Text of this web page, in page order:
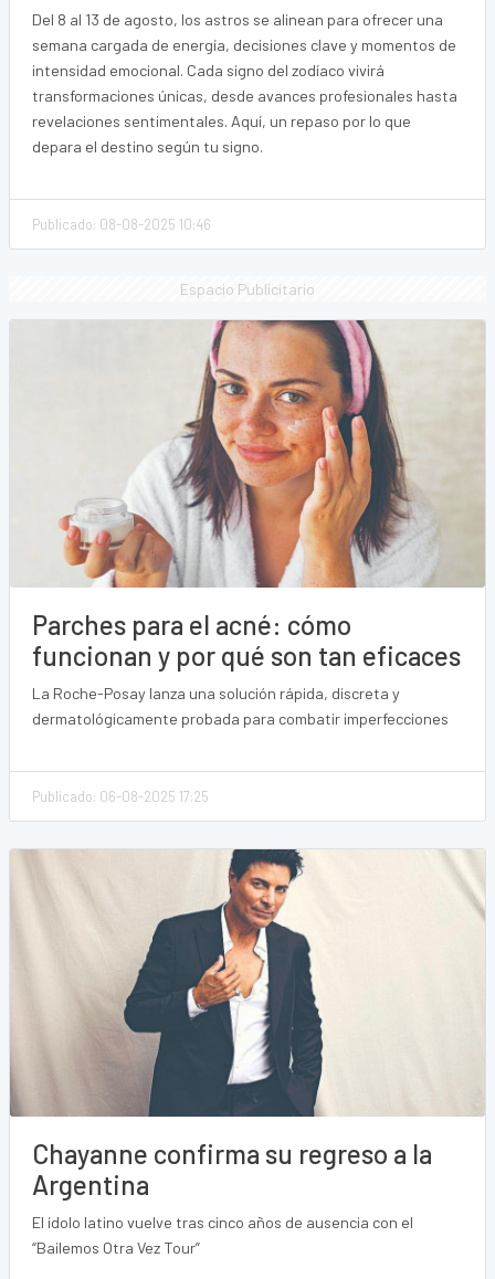
Del 8 al 13 de agosto, los astros se alinean para ofrecer una
semana cargada de energía, decisiones clave y momentos de
intensidad emocional. Cada signo del zodíaco vivirá
transformaciones únicas, desde avances profesionales hasta
revelaciones sentimentales. Aquí, un repaso por lo que
depara el destino según tu signo.
Publicado: 08-08-2025 10:46
Espacio Publicitario
Parches para el acné: cómo
funcionan y por qué son tan eficaces
La Roche-Posay lanza una solución rápida, discreta y
dermatológicamente probada para combatir imperfecciones
Publicado: 06-08-2025 17:25
Chayanne confirma su regreso a la
Argentina
El ídolo latino vuelve tras cinco años de ausencia con el
“Bailemos Otra Vez Tour”